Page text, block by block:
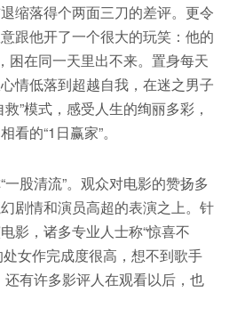
缩落得个两面三刀的差评。更令
跟他开了一个很大的玩笑：他的
困在同一天里出不来。置身每天
情低落到超越自我，在迷之男子
”模式，感受人生的绚丽多彩，
的“1日赢家”。
一股清流”。观众对电影的赞扬多
剧情和演员高超的表演之上。针
影，诸多专业人士称“惊喜不
处女作完成度很高，想不到歌手
有许多影评人在观看以后，也